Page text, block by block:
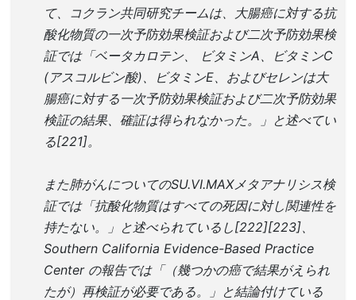
て、コクラン共同研究チームは、大腸癌に対する抗
酸化物質の一次予防効果検証および二次予防効果検
証では「ベータカロテン、 ビタミンA、ビタミンC
(アスコルビン酸)、ビタミンE、およびセレンは大
腸癌に対する一次予防効果検証および二次予防効果
検証の結果、確証は得られなかった。」と述べてい
る[221]。
また肺がんについてのSU.VI.MAXメタアナリシス検
証では「抗酸化物質はすべての死因に対し関連性を
持たない。」と述べられているし[222][223]、
Southern California Evidence-Based Practice
Center の報告では「（幾つかの癌で結果がえられ
たが）再検証が必要である。」と結論付けている